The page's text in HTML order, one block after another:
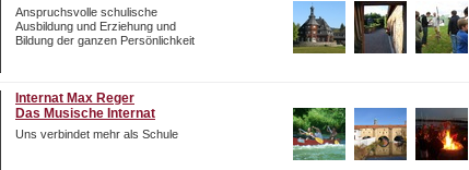
Anspruchsvolle schulische
Ausbildung und Erziehung und
Bildung der ganzen Persönlichkeit
Internat Max Reger
Das Musische Internat
Uns verbindet mehr als Schule